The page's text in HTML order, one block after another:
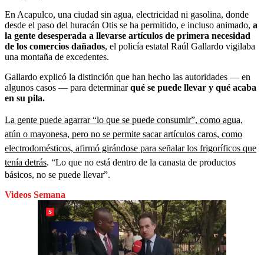
En Acapulco, una ciudad sin agua, electricidad ni gasolina, donde
desde el paso del huracán Otis se ha permitido, e incluso animado, a
la gente desesperada a llevarse artículos de primera necesidad
de los comercios dañados, el policía estatal Raúl Gallardo vigilaba
una montaña de excedentes.
Gallardo explicó la distinción que han hecho las autoridades — en
algunos casos — para determinarqué se puede llevar y qué acaba
en su pila.
La gente puede agarrar “lo que se puede consumir”, como agua,
atún o mayonesa, pero no se permite sacar artículos caros, como
electrodomésticos, afirmó girándose para señalar los frigoríficos que
tenía detrás. “Lo que no está dentro de la canasta de productos
básicos, no se puede llevar”.
Videos Semana